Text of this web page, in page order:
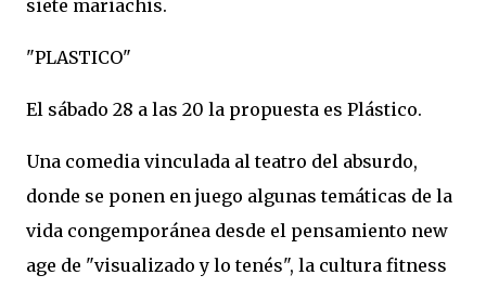
siete mariachis.
"PLASTICO"
El sábado 28 a las 20 la propuesta es Plástico.
Una comedia vinculada al teatro del absurdo,
donde se ponen en juego algunas temáticas de la
vida congemporánea desde el pensamiento new
age de "visualizado y lo tenés", la cultura fitness